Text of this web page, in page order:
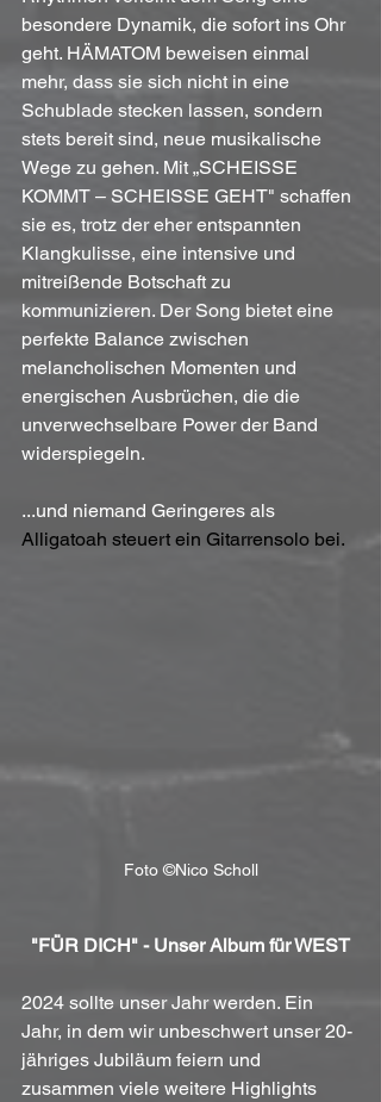
besondere Dynamik, die sofort ins Ohr
geht. HÄMATOM beweisen einmal
mehr, dass sie sich nicht in eine
Schublade stecken lassen, sondern
stets bereit sind, neue musikalische
Wege zu gehen. Mit „SCHEISSE
KOMMT – SCHEISSE GEHT" schaffen
sie es, trotz der eher entspannten
Klangkulisse, eine intensive und
mitreißende Botschaft zu
kommunizieren. Der Song bietet eine
perfekte Balance zwischen
melancholischen Momenten und
energischen Ausbrüchen, die die
unverwechselbare Power der Band
widerspiegeln.
...und niemand Geringeres als
Alligatoah steuert ein Gitarrensolo bei.
Foto ©Nico Scholl
"FÜR DICH" - Unser Album für WEST
2024 sollte unser Jahr werden. Ein
Jahr, in dem wir unbeschwert unser 20-
jähriges Jubiläum feiern und
zusammen viele weitere Highlights